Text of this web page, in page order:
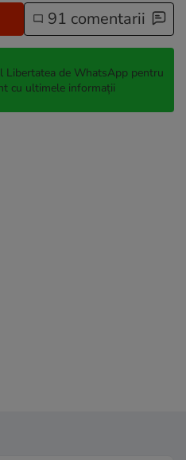
91 comentarii
Libertatea de WhatsApp pentru
cu ultimele informații